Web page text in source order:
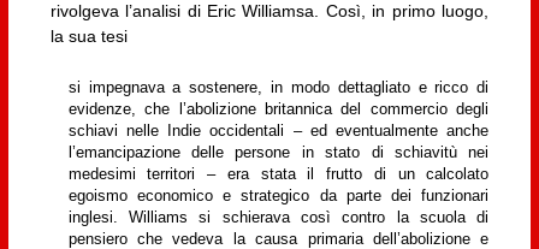
rivolgeva l’analisi di Eric Williamsa. Così, in primo luogo,
la sua tesi
si impegnava a sostenere, in modo dettagliato e ricco di
evidenze, che l’abolizione britannica del commercio degli
schiavi nelle Indie occidentali – ed eventualmente anche
l’emancipazione delle persone in stato di schiavitù nei
medesimi territori – era stata il frutto di un calcolato
egoismo economico e strategico da parte dei funzionari
inglesi. Williams si schierava così contro la scuola di
pensiero che vedeva la causa primaria dell’abolizione e